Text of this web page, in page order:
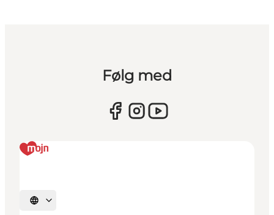
Følg med
Vælg sprog